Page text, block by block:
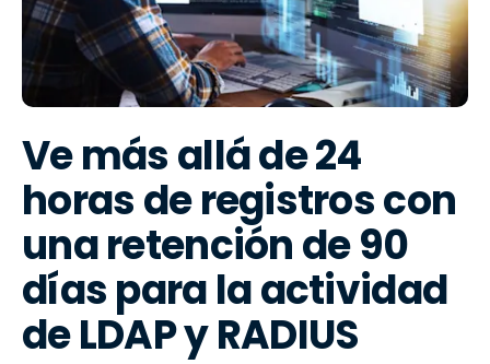
Ve más allá de 24
horas de registros con
una retención de 90
días para la actividad
de LDAP y RADIUS